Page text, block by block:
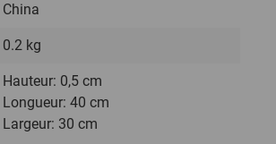
China
0.2 kg
Hauteur: 0,5 cm
Longueur: 40 cm
Largeur: 30 cm